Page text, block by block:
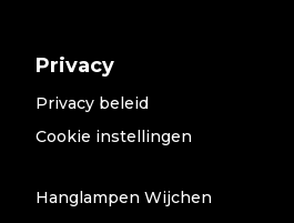
Privacy
Privacy beleid
Cookie instellingen
Hanglampen Wijchen